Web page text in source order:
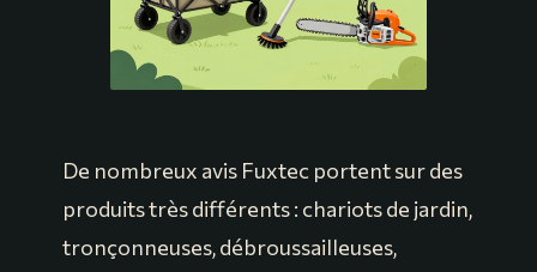
De nombreux avis Fuxtec portent sur des
produits très différents : chariots de jardin,
tronçonneuses, débroussailleuses,